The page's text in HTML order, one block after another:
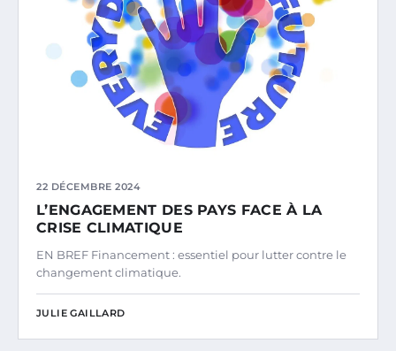
22 DÉCEMBRE 2024
L’ENGAGEMENT DES PAYS FACE À LA
CRISE CLIMATIQUE
EN BREF Financement : essentiel pour lutter contre le
changement climatique.
JULIE GAILLARD